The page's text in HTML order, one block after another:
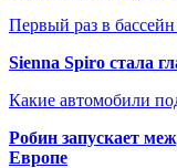
Первый раз в
Sienna Spiro стала
Какие автомобили
Робин запускает
Европе